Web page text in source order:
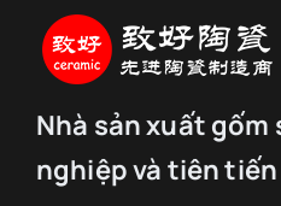
Nhà sản xuất gốm
nghiệp và tiên tiến